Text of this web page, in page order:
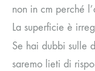
non in cm perché
La superficie è
Se hai dubbi sulle
saremo lieti di